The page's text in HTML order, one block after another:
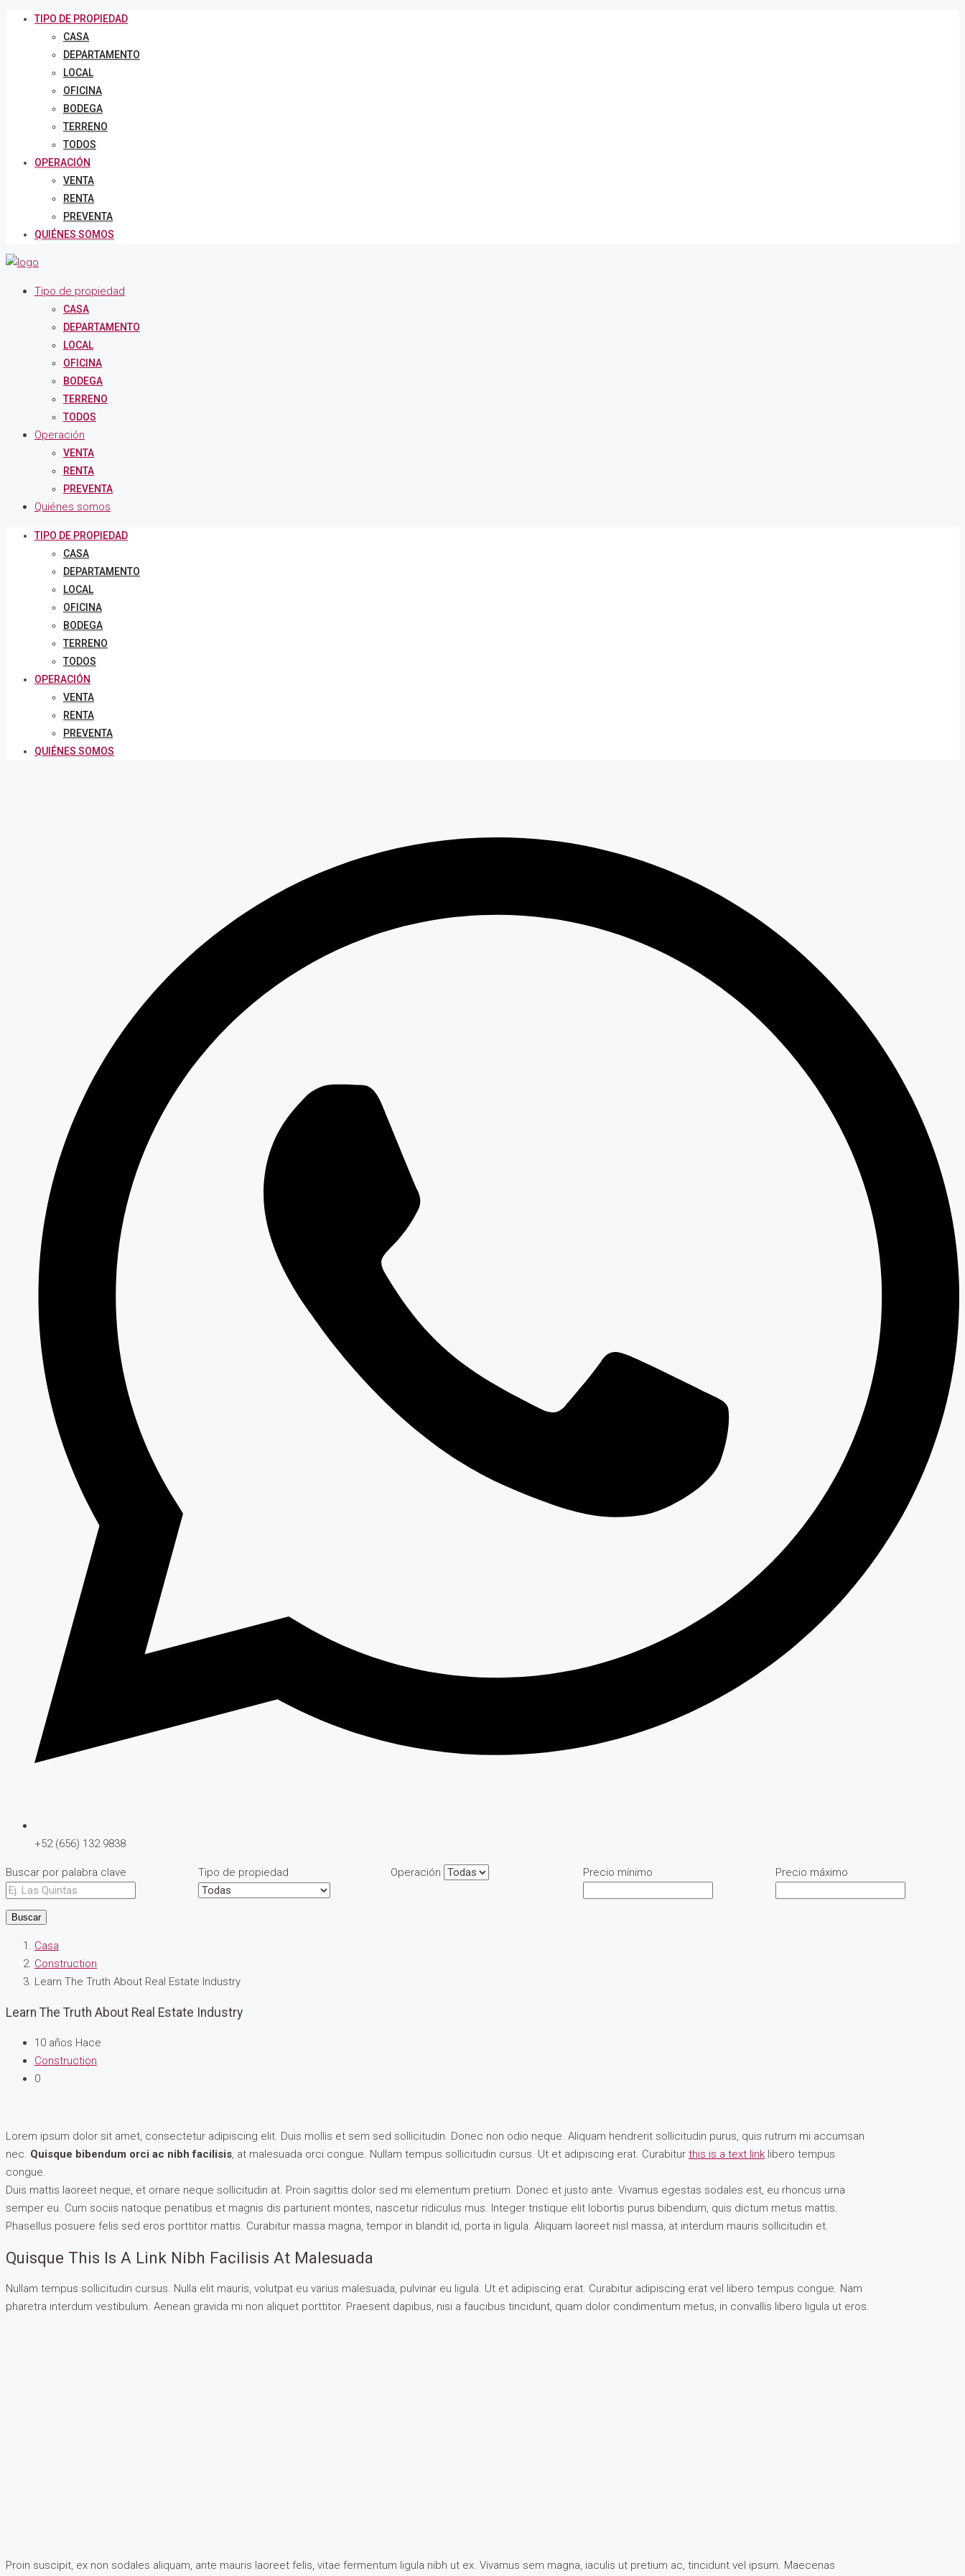
TIPO DE PROPIEDAD
CASA
DEPARTAMENTO
LOCAL
OFICINA
BODEGA
TERRENO
TODOS
OPERACIÓN
VENTA
RENTA
PREVENTA
QUIÉNES SOMOS
Tipo de propiedad
CASA
DEPARTAMENTO
LOCAL
OFICINA
BODEGA
TERRENO
TODOS
Operación
VENTA
RENTA
PREVENTA
Quiénes somos
TIPO DE PROPIEDAD
CASA
DEPARTAMENTO
LOCAL
OFICINA
BODEGA
TERRENO
TODOS
OPERACIÓN
VENTA
RENTA
PREVENTA
QUIÉNES SOMOS
+52 (656) 132 9838
Buscar por palabra clave Tipo de propiedad Operación Precio mínimo Precio máximo
Buscar
Casa
Construction
Learn The Truth About Real Estate Industry
Learn The Truth About Real Estate Industry
10 años Hace
Construction
0
Lorem ipsum dolor sit amet, consectetur adipiscing elit. Duis mollis et sem sed sollicitudin. Donec non odio neque. Aliquam hendrerit sollicitudin purus, quis rutrum mi accumsan
nec. Quisque bibendum orci ac nibh facilisis, at malesuada orci congue. Nullam tempus sollicitudin cursus. Ut et adipiscing erat. Curabitur this is a text link libero tempus
congue.
Duis mattis laoreet neque, et ornare neque sollicitudin at. Proin sagittis dolor sed mi elementum pretium. Donec et justo ante. Vivamus egestas sodales est, eu rhoncus urna
semper eu. Cum sociis natoque penatibus et magnis dis parturient montes, nascetur ridiculus mus. Integer tristique elit lobortis purus bibendum, quis dictum metus mattis.
Phasellus posuere felis sed eros porttitor mattis. Curabitur massa magna, tempor in blandit id, porta in ligula. Aliquam laoreet nisl massa, at interdum mauris sollicitudin et.
Quisque This Is A Link Nibh Facilisis At Malesuada
Nullam tempus sollicitudin cursus. Nulla elit mauris, volutpat eu varius malesuada, pulvinar eu ligula. Ut et adipiscing erat. Curabitur adipiscing erat vel libero tempus congue. Nam
pharetra interdum vestibulum. Aenean gravida mi non aliquet porttitor. Praesent dapibus, nisi a faucibus tincidunt, quam dolor condimentum metus, in convallis libero ligula ut eros.
Proin suscipit, ex non sodales aliquam, ante mauris laoreet felis, vitae fermentum ligula nibh ut ex. Vivamus sem magna, iaculis ut pretium ac, tincidunt vel ipsum. Maecenas